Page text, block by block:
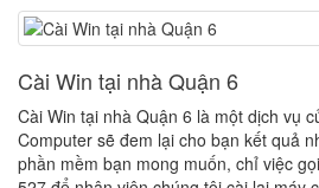
Cài Win tại nhà Quận 6
Cài Win tại nhà Quận 6 là một dịch vụ
Computer sẽ đem lại cho bạn kết quả
phần mềm bạn mong muốn, chỉ việc